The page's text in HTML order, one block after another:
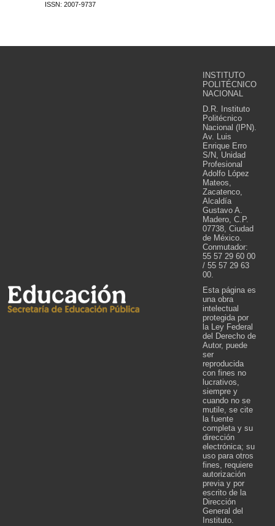
ISSN: 2007-9737
INSTITUTO
POLITÉCNICO
NACIONAL
D.R. Instituto
Politécnico
Nacional (IPN).
Av. Luis
Enrique Erro
S/N, Unidad
Profesional
Adolfo López
Mateos,
Zacatenco,
Alcaldía
Gustavo A.
Madero, C.P.
07738, Ciudad
de México.
Conmutador:
55 57 29 60 00
/ 55 57 29 63
00.
Esta página es
una obra
intelectual
protegida por
la Ley Federal
del Derecho de
Autor, puede
ser
reproducida
con fines no
lucrativos,
siempre y
cuando no se
mutile, se cite
la fuente
completa y su
dirección
electrónica; su
uso para otros
fines, requiere
autorización
previa y por
escrito de la
Dirección
General del
Instituto.